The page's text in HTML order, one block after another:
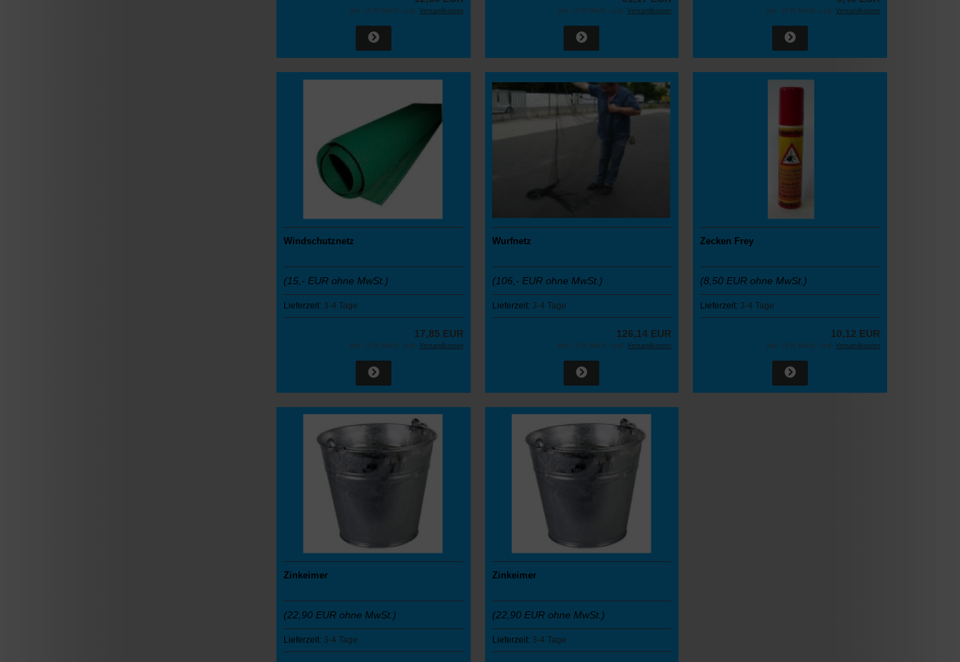
inkl. 19 % MwSt. zzgl. Versandkosten inkl. 19 % MwSt. zzgl.Versandkosten inkl. 19 % MwSt. zzgl. Versandkosten
Windschutznetz
(15,- EUR ohne MwSt.)
Lieferzeit: 3-4 Tage
17,85 EUR
inkl. 19 % MwSt. zzgl. Versandkosten
Wurfnetz
(106,- EUR ohne MwSt.)
Lieferzeit: 3-4 Tage
126,14 EUR
inkl. 19 % MwSt. zzgl.Versandkosten
Zecken Frey
(8,50 EUR ohne MwSt.)
Lieferzeit: 3-4 Tage
10,12 EUR
inkl. 19 % MwSt. zzgl. Versandkosten
Zinkeimer
(22,90 EUR ohne MwSt.)
Lieferzeit: 3-4 Tage
Zinkeimer
(22,90 EUR ohne MwSt.)
Lieferzeit: 3-4 Tage